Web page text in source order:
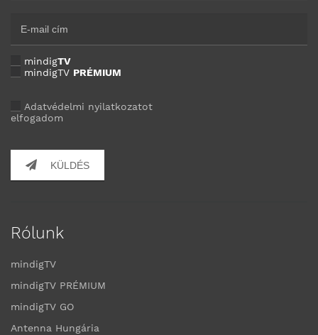
mindigTV
mindigTV PRÉMIUM
Adatvédelmi nyilatkozatot
elfogadom
KÜLDÉS
Rólunk
mindigTV
mindigTV PRÉMIUM
mindigTV GO
Antenna Hungária